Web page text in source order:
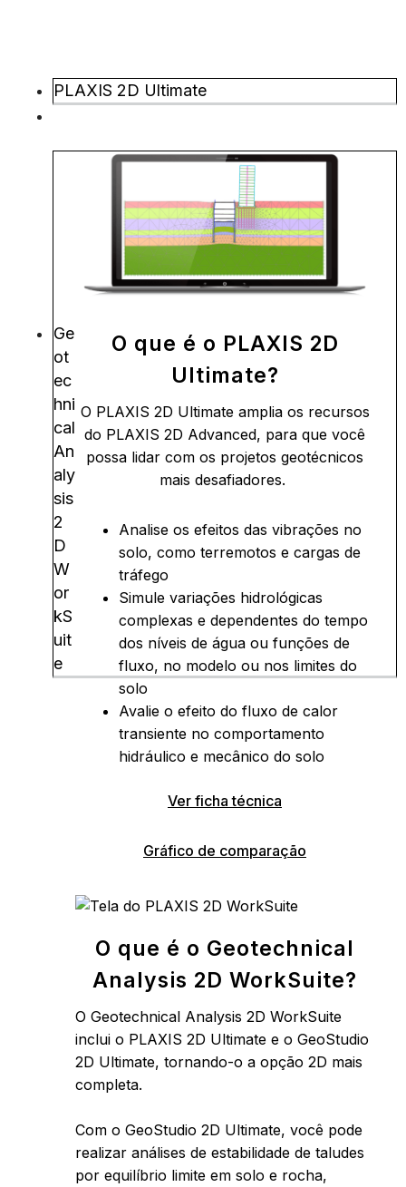
PLAXIS 2D Ultimate
O que é o PLAXIS 2D
Ultimate?
O PLAXIS 2D Ultimate amplia os recursos
do PLAXIS 2D Advanced, para que você
possa lidar com os projetos geotécnicos
mais desafiadores.
Analise os efeitos das vibrações no
solo, como terremotos e cargas de
tráfego
Simule variações hidrológicas
complexas e dependentes do tempo
dos níveis de água ou funções de
fluxo, no modelo ou nos limites do
solo
Avalie o efeito do fluxo de calor
transiente no comportamento
hidráulico e mecânico do solo
Ver ficha técnica
Gráfico de comparação
Ge
ot
ec
hni
cal
An
aly
sis
2
D
W
or
kS
uit
e
O que é o Geotechnical
Analysis 2D WorkSuite?
O Geotechnical Analysis 2D WorkSuite
inclui o PLAXIS 2D Ultimate e o GeoStudio
2D Ultimate, tornando-o a opção 2D mais
completa.
Com o GeoStudio 2D Ultimate, você pode
realizar análises de estabilidade de taludes
por equilíbrio limite em solo e rocha,